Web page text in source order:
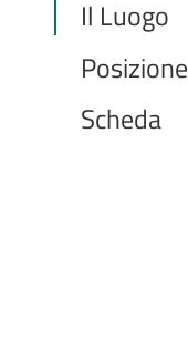
Il Luogo
Posizione
Scheda